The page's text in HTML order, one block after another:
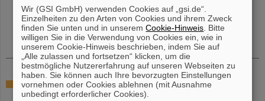
Reduktion von Stresshormonen
Steigerung der Konzentration und Kreativität
Mehr Lebendigkeit und gesteigerte Leistungsfähigkeit
Von der Terminvereinbarung bis zur Durchführung des
Termins
Wir (GSI GmbH) verwenden Cookies auf „gsi.de“.
Einzelheiten zu den Arten von Cookies und ihrem Zweck
finden Sie unten und in unseremCookie-Hinweis . Bitte
willigen Sie in die Verwendung von Cookies ein, wie in
unserem Cookie-Hinweis beschrieben, indem Sie auf
„Alle zulassen und fortsetzen“ klicken, um die
bestmögliche Nutzererfahrung auf unseren Webseiten zu
haben. Sie können auch Ihre bevorzugten Einstellungen
vornehmen oder Cookies ablehnen (mit Ausnahme
unbedingt erforderlicher Cookies).